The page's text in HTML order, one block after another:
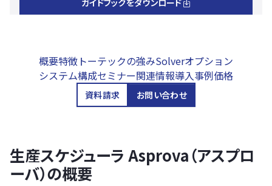
ガイドブックをダウンロード
概要特徴 トーテックの強みSolverオプション
システム構成セミナー関連情報導入事例価格
資料請求 お問い合わせ
生産スケジューラ Asprova（アスプロ
ーバ）の概要